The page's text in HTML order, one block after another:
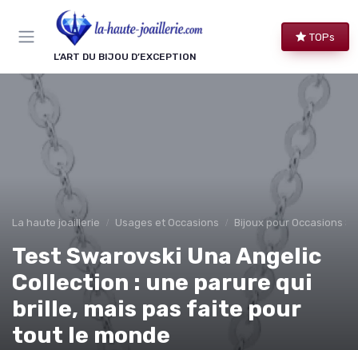
L’ART DU BIJOU D’EXCEPTION
TOPs
La haute joaillerie Usages et Occasions Bijoux pour Occasions
Test Swarovski Una Angelic
Collection : une parure qui
brille, mais pas faite pour
tout le monde
Panneau de gestion des cookies